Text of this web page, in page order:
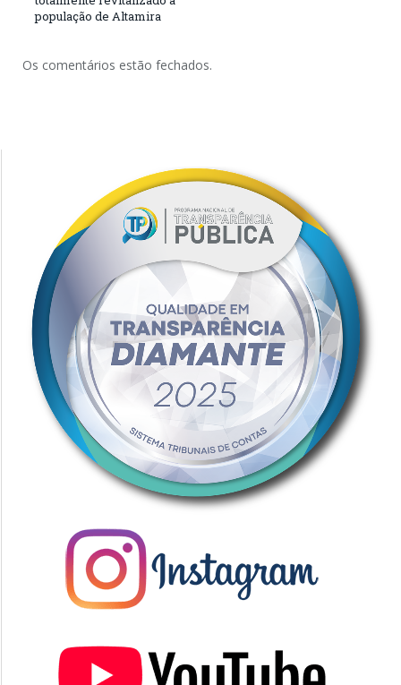
população de Altamira
Os comentários estão fechados.